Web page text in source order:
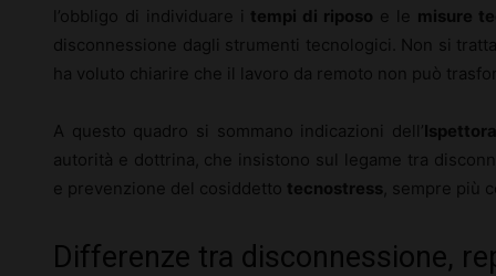
l’obbligo di individuare i tempi di riposo e le misure
disconnessione dagli strumenti tecnologici. Non si
ha voluto chiarire che il lavoro da remoto non può
A questo quadro si sommano indicazioni dell’
autorità e dottrina, che insistono sul legame tra
e prevenzione del cosiddetto tecnostress , sempre più
Differenze tra disconnessione,